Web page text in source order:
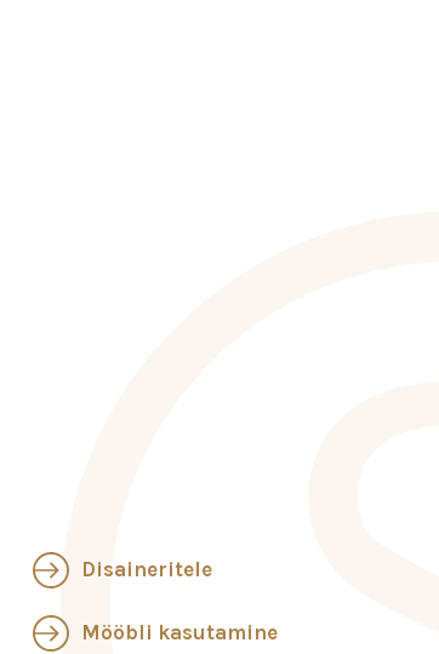
Disaineritele
Mööbli kasutamine